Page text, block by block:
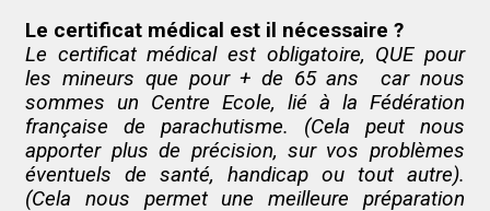
Le certificat médical est il nécessaire ?
Le certificat médical est obligatoire, QUE pour
les mineurs que pour + de 65 ans car nous
sommes un Centre Ecole, lié à la Fédération
française de parachutisme. (Cela peut nous
apporter plus de précision, sur vos problèmes
éventuels de santé, handicap ou tout autre).
(Cela nous permet une meilleure préparation